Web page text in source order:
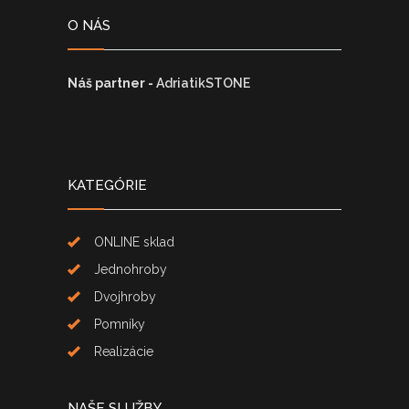
O NÁS
Náš partner - AdriatikSTONE
KATEGÓRIE
ONLINE sklad
Jednohroby
Dvojhroby
Pomníky
Realizácie